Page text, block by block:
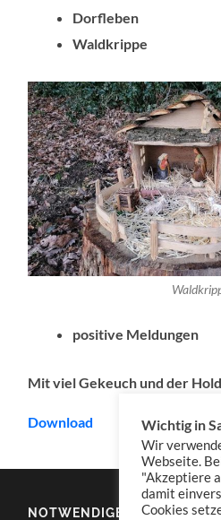
Dorfleben
Waldkrippe
positive Meldungen
Mit viel Gekeuch und der
Download
NOTWENDIGES
Wichtig in
Wir
Webseite.
"Akzeptiere
damit
Cookies